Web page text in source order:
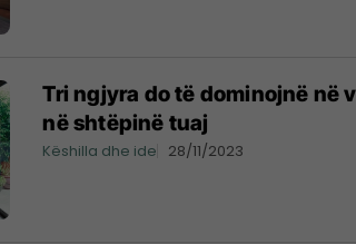
Tri ngjyra do të dominojnë në
në shtëpinë tuaj
Këshilla dhe ide 28/11/2023